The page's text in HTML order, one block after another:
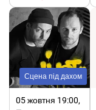
Сцена під дахом
05 жовтня 19:00,